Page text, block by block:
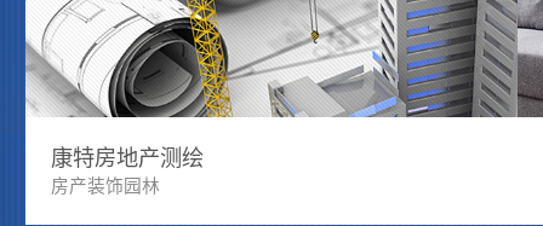
康特房地产测绘
房产装饰园林